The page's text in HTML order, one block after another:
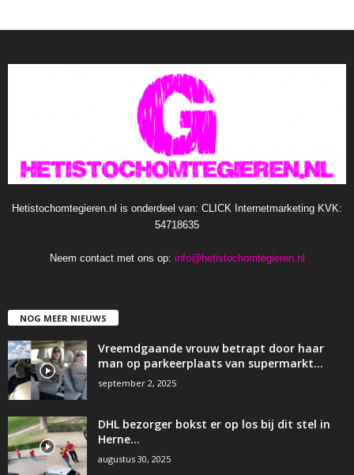
Hetistochomtegieren.nl is onderdeel van: CLICK Internetmarketing KVK:
54718635
Neem contact met ons op: info@hetistochomtegieren.nl
NOG MEER NIEUWS
Vreemdgaande vrouw betrapt door haar
man op parkeerplaats van supermarkt…
september 2, 2025
DHL bezorger bokst er op los bij dit stel in
Herne…
augustus 30, 2025